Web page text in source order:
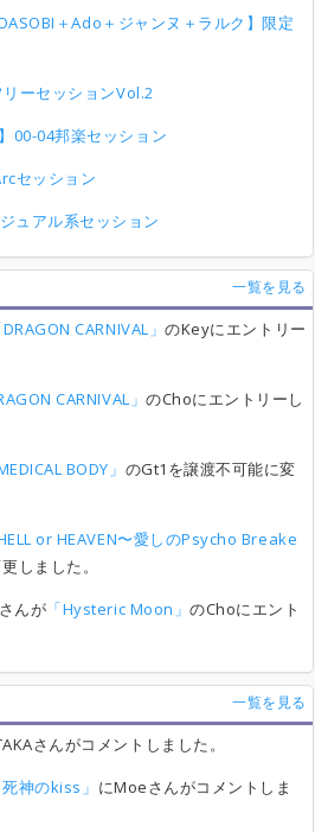
＋Ado＋ジャンヌ＋ラルク】限定
ーセッションVol.2
00-04邦楽セッション
セッション
ュアル系セッション
一覧を見る
DRAGON CARNIVAL」のKeyにエントリー
CARNIVAL」のChoにエントリーし
BODY」 のGt1を譲渡不可能に変
HELL or HEAVEN〜愛しのPsycho Breake
しました。
んが 「Hysteric Moon」のChoにエント
一覧を見る
さんがコメントしました。
神のkiss」 にMoeさんがコメントしま